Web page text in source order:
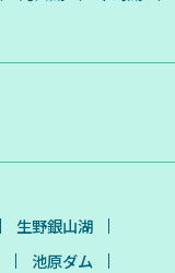
生野銀山湖
池原ダム